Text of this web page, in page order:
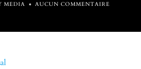
MEDIA AUCUN COMMENTAIRE